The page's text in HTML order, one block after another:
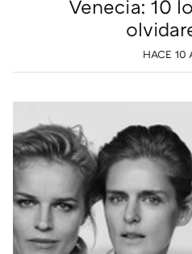
Venecia: 10
HACE 10